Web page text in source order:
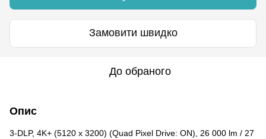
Замовити швидко
До обраного
Опис
3-DLP, 4K+ (5120 x 3200) (Quad Pixel Drive: ON), 26 000 lm / 27